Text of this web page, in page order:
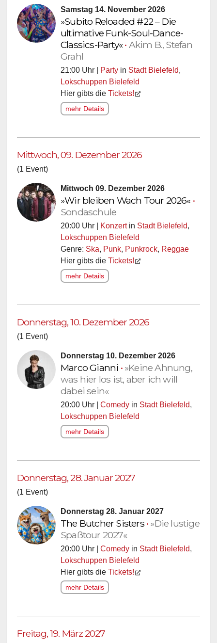
Samstag 14. November 2026
»Subito Reloaded #22 – Die
ultimative Funk-Soul-Dance-
Classics-Party«• Akim B., Stefan
Grahl
21:00 Uhr | Party in Stadt Bielefeld,
Lokschuppen Bielefeld
Hier gibts die Tickets!
mehr Details
Mittwoch, 09. Dezember 2026
(1 Event)
Mittwoch 09. Dezember 2026
»Wir bleiben Wach Tour 2026« •
Sondaschule
20:00 Uhr | Konzertin Stadt Bielefeld,
Lokschuppen Bielefeld
Genre: Ska, Punk, Punkrock, Reggae
Hier gibts die Tickets!
mehr Details
Donnerstag, 10. Dezember 2026
(1 Event)
Donnerstag 10. Dezember 2026
Marco Gianni • »Keine Ahnung,
was hier los ist, aber ich will
dabei sein«
20:00 Uhr | Comedy in Stadt Bielefeld,
Lokschuppen Bielefeld
mehr Details
Donnerstag, 28. Januar 2027
(1 Event)
Donnerstag 28. Januar 2027
The Butcher Sisters • »Die lustige
Spaßtour 2027«
20:00 Uhr | Comedy in Stadt Bielefeld,
Lokschuppen Bielefeld
Hier gibts die Tickets!
mehr Details
Freitag, 19. März 2027